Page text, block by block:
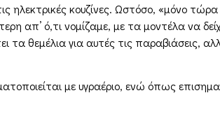
ηλεκτρικές κουζίνες. Ωστόσο, «μόνο
απ’ ό,τι νομίζαμε, με τα μοντέλα να
θεμέλια για αυτές τις παραβιάσεις,
με υγραέριο, ενώ όπως